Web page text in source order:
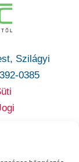
Szilágyi
0385